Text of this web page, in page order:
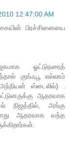
12:47:00 AM
பிரச்சினையை
ஓட்டுநரைத்
குங்ஃபூ எல்லாம்
அந்நியன் ஸ்டைலில்) .
ஆதரவாக
நிஜத்தில், அங்கு
ஆதரவாக வந்த